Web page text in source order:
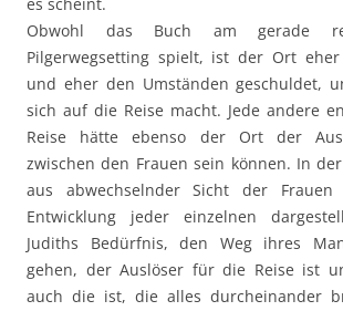
es scheint.
Obwohl das Buch am gerade
Pilgerwegsetting spielt, ist der Ort
und eher den Umständen geschuldet,
sich auf die Reise macht. Jede andere
Reise hätte ebenso der Ort der
zwischen den Frauen sein können. In
aus abwechselnder Sicht der Frauen
Entwicklung jeder einzelnen
Judiths Bedürfnis, den Weg ihres
gehen, der Auslöser für die Reise ist
auch die ist, die alles durcheinander